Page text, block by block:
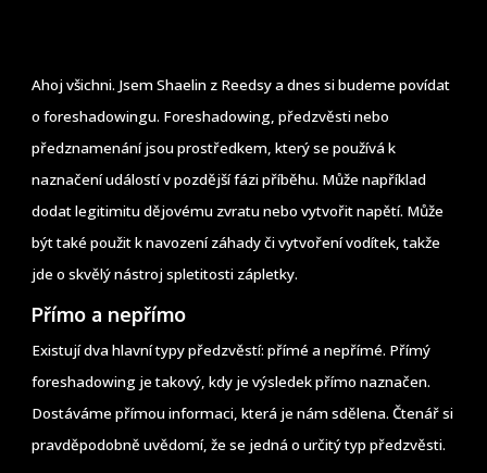
Ahoj všichni. Jsem Shaelin z Reedsy a dnes si budeme povídat
o foreshadowingu. Foreshadowing, předzvěsti nebo
předznamenání jsou prostředkem, který se používá k
naznačení událostí v pozdější fázi příběhu. Může například
dodat legitimitu dějovému zvratu nebo vytvořit napětí. Může
být také použit k navození záhady či vytvoření vodítek, takže
jde o skvělý nástroj spletitosti zápletky.
Přímo a nepřímo
Existují dva hlavní typy předzvěstí: přímé a nepřímé. Přímý
foreshadowing je takový, kdy je výsledek přímo naznačen.
Dostáváme přímou informaci, která je nám sdělena. Čtenář si
pravděpodobně uvědomí, že se jedná o určitý typ předzvěsti.